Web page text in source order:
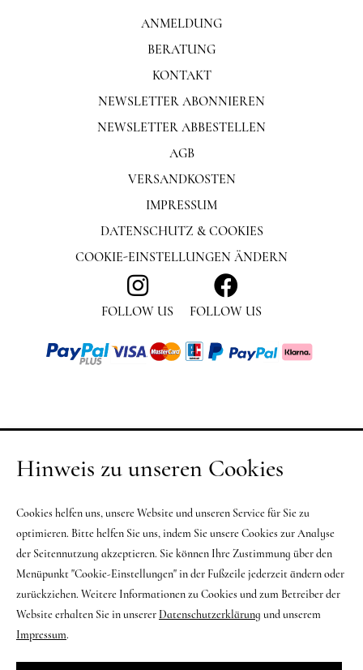
ANMELDUNG
BERATUNG
KONTAKT
NEWSLETTER ABONNIEREN
NEWSLETTER ABBESTELLEN
FOLLOW US FOLLOW US
AGB
VERSANDKOSTEN
IMPRESSUM
DATENSCHUTZ & COOKIES
COOKIE-EINSTELLUNGEN ÄNDERN
Hinweis zu unseren Cookies
Cookies helfen uns, unsere Website und unseren Service für Sie zu
optimieren. Bitte helfen Sie uns, indem Sie unsere Cookies zur Analyse
der Seitennutzung akzeptieren. Sie können Ihre Zustimmung über den
Menüpunkt "Cookie-Einstellungen" in der Fußzeile jederzeit ändern oder
zurückziehen. Weitere Informationen zu Cookies und zum Betreiber der
Website erhalten Sie in unsererDatenschutzerklärung und unserem
Impressum.